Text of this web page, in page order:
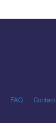
FAQ Contato